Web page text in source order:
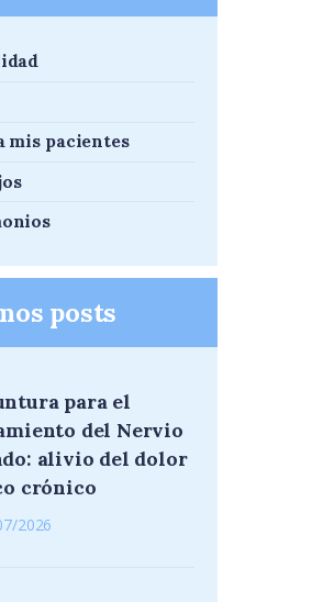
mis pacientes
posts
para el
del Nervio
alivio del dolor
crónico
2026